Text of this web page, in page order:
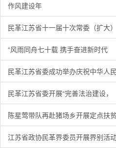
作风建设年
民革江苏省十一届十次常委（扩大）
“风雨同舟七十载 携手奋进新时代
民革江苏省委成功举办庆祝中华人民
民革江苏省委开展“完善法治建设，
陈星莺带队再赴猪场乡开展定点扶
江苏省政协民革界委员开展界别活